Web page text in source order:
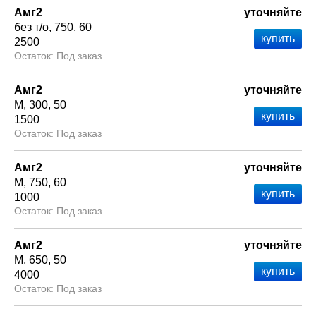
Амг2
без т/о 750 60
2500
Под заказ
уточняйте
Амг2
М 300 50
1500
Под заказ
уточняйте
Амг2
М 750 60
1000
Под заказ
уточняйте
Амг2
М 650 50
4000
Под заказ
уточняйте